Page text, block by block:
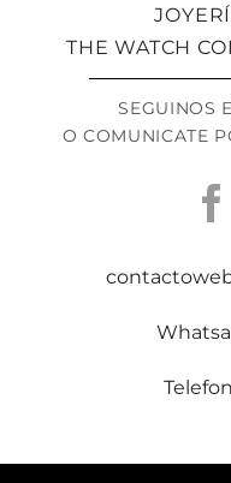
THE WATCH
SEGUINOS
O COMUNICATE